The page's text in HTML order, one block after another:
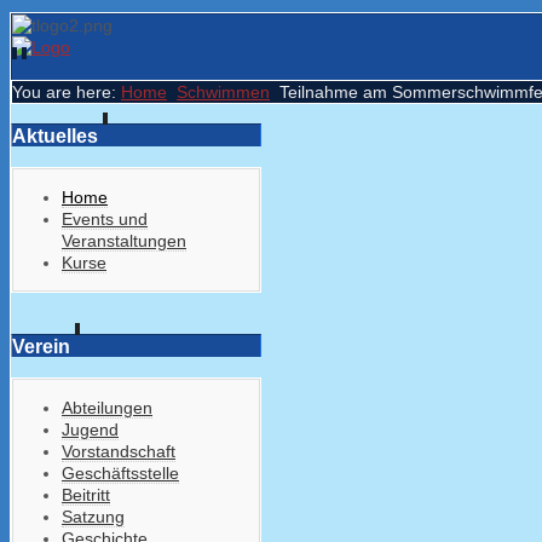
You are here: Home Schwimmen Teilnahme am
Aktuelles
Home
Events und
Veranstaltungen
Kurse
Verein
Abteilungen
Jugend
Vorstandschaft
Geschäftsstelle
Beitritt
Satzung
Geschichte